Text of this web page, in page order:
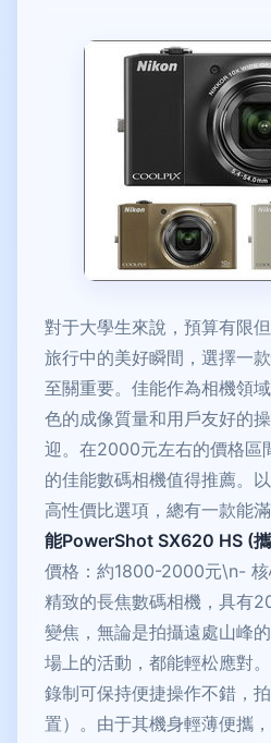
對于大學生來說，預算有限
旅行中的美好瞬間，選擇一
至關重要。佳能作為相機領
色的成像質量和用戶友好的
迎。在2000元左右的價格區
的佳能數碼相機值得推薦。
高性價比選項，總有一款能
能PowerShot SX620 HS (
價格：約1800-2000元\n- 核
精致的長焦數碼相機，具有
變焦，無論是拍攝遠處山峰
場上的活動，都能輕松應對
錄制可保持便捷操作不錯，
置）。由于其機身輕薄便攜